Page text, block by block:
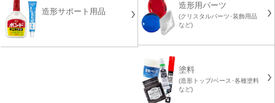
造形サポート用品
造形用パーツ
(クリスタルパーツ･装飾用品
など)
塗料
(造形トップ/ベース･各種塗料
など)